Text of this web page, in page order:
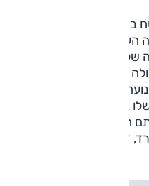
ביחס לרכבי פנאי אחרים,
העובדת היטב, נשמר, אבל
שלו בשבילים. הפורסטר
המהירות הוא מגהץ טוב
נעימה ביחס למתחרים
בשטח טובה מאוד, ואם פה
הענישה אותנו באמצעות
זה היה לא נורא; סלחנו